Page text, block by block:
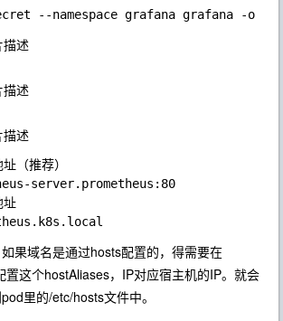
（推荐）
server.prometheus:80
址
果域名是通过hosts配置的，得需要在
置这个hostAliases，IP对应宿主机的IP。就会
里的/etc/hosts文件中。